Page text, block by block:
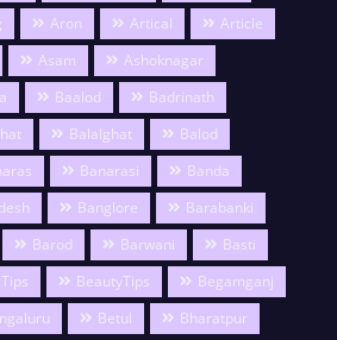
Aron Artical
Article
Asam
Ashoknagar
Baalod
Badrinath
Balalghat
Balod
Banarasi
Banda
Banglore
Barabanki
Barod Barwani
Basti
BeautyTips
Begamganj
Betul
Bharatpur